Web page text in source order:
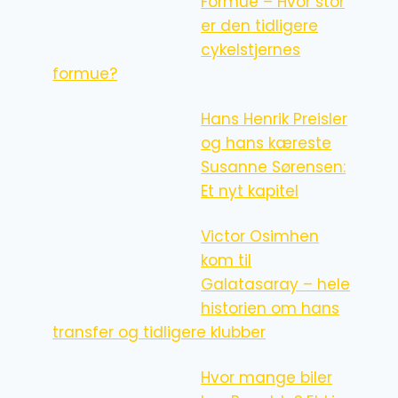
er den tidligere
cykelstjernes
formue?
Hans Henrik Preisler
og hans kæreste
Susanne Sørensen:
Et nyt kapitel
Victor Osimhen
kom til
Galatasaray – hele
historien om hans
transfer og tidligere klubber
Hvor mange biler